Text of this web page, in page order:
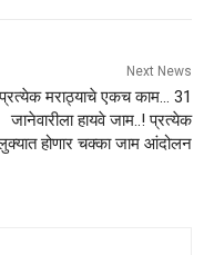
Next News
मराठ्याचे एकच काम… 31
जानेवारीला हायवे जाम..! प्रत्येक
होणार चक्का जाम आंदोलन